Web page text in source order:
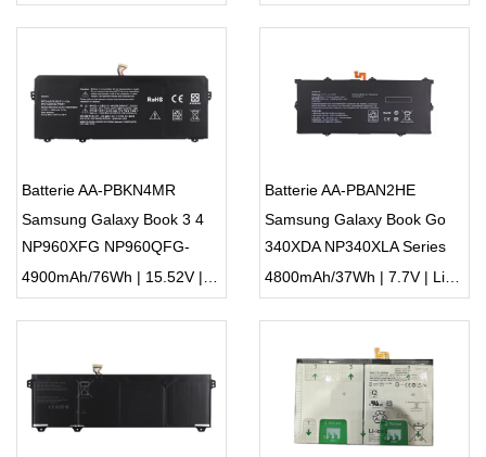
Batterie AA-PBKN4MR
Samsung Galaxy Book 3 4
NP960XFG NP960QFG-
KA1US
4900mAh/76Wh | 15.52V | Li-ion ...
Batterie AA-PBAN2HE
Samsung Galaxy Book Go
340XDA NP340XLA Series
37Wh
4800mAh/37Wh | 7.7V | Li-ion ...